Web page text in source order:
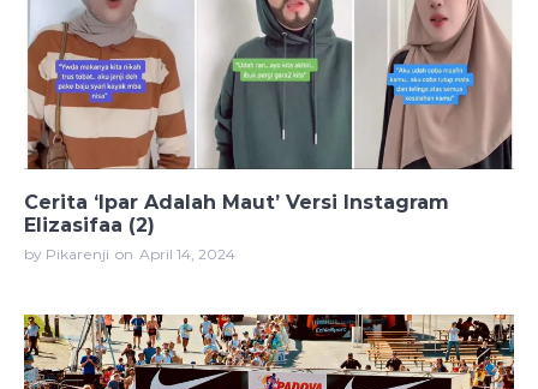
Cerita ‘Ipar Adalah Maut’ Versi Instagram
Elizasifaa (2)
by Pikarenji on April 14, 2024